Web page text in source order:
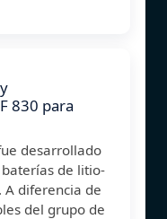
830 para
desarrollado
de litio-
A diferencia de
del grupo de